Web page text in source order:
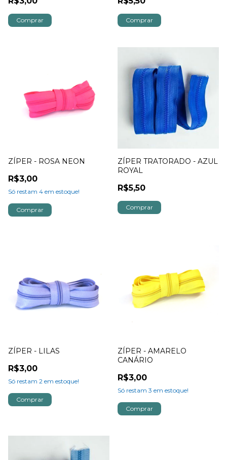
ZÍPER - ROSA NEON
R$3,00
Só restam 4 em estoque!
ZÍPER TRATORADO - AZUL
ROYAL
R$5,50
ZÍPER - LILAS
R$3,00
Só restam 2 em estoque!
ZÍPER - AMARELO
CANÁRIO
R$3,00
Só restam 3 em estoque!